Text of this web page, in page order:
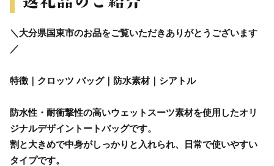
＼大分県国東市のお品をご覧いただきありがとうございます
／
特徴｜クロッツ バッグ｜防水素材｜シアトル
防水性・耐衝撃性の高いウェットスーツ素材を使用したオリ
ジナルデザイントートバッグです。
割と大きめで中身がしっかりと入れられ、日常で使いやすい
タイプです。